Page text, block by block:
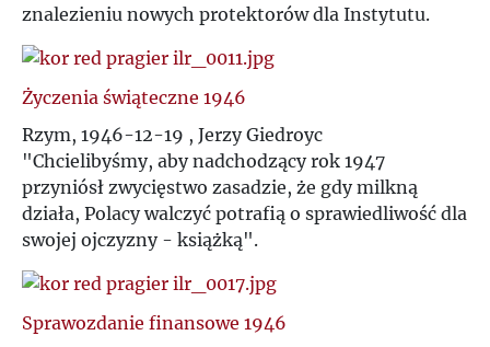
znalezieniu nowych protektorów dla Instytutu.
Życzenia świąteczne 1946
Rzym, 1946-12-19 , Jerzy Giedroyc
"Chcielibyśmy, aby nadchodzący rok 1947
przyniósł zwycięstwo zasadzie, że gdy milkną
działa, Polacy walczyć potrafią o sprawiedliwość dla
swojej ojczyzny - książką".
Sprawozdanie finansowe 1946